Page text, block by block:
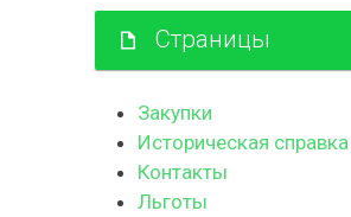
Страницы
Закупки
Историческая справка
Контакты
Льготы